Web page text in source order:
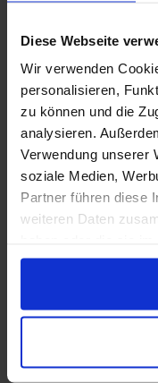
Diese Webseite
Wir verwenden
personalisieren,
zu können und die
analysieren.
Verwendung unserer
soziale Medien,
Partner führen diese
weiteren Daten
gesammelt haben.
Fachkräfte. Es
Orientierungsphase
Kurzsteckbrief zum
Informationen
Die
zentrales Thema auf